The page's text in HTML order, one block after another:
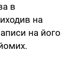
в
на
на його